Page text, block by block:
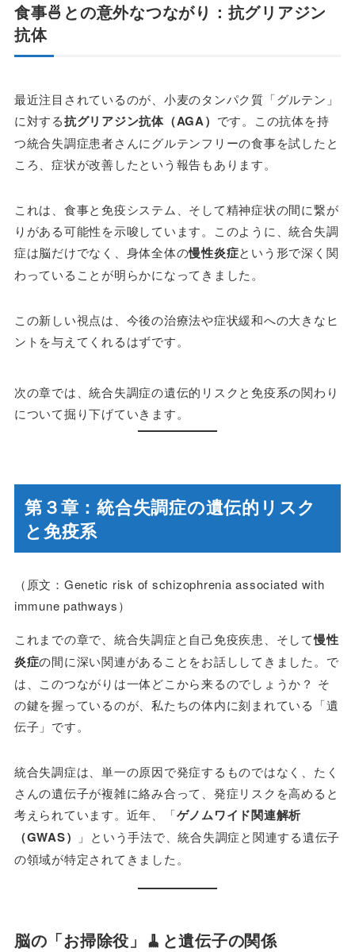
食事🍜との意外なつながり：抗グリアジン
抗体
最近注目されているのが、小麦のタンパク質「グルテン」
に対する抗グリアジン抗体（AGA） です。この抗体を持
つ統合失調症患者さんにグルテンフリーの食事を試したと
ころ、症状が改善したという報告もあります。
これは、食事と免疫システム、そして精神症状の間に繋が
りがある可能性を示唆しています。このように、統合失調
症は脳だけでなく、身体全体の慢性炎症という形で深く関
わっていることが明らかになってきました。
この新しい視点は、今後の治療法や症状緩和への大きなヒ
ントを与えてくれるはずです。
次の章では、統合失調症の遺伝的リスクと免疫系の関わり
について掘り下げていきます。
第３章：統合失調症の遺伝的リスク
と免疫系
（原文：Genetic risk of schizophrenia associated with
immune pathways）
これまでの章で、統合失調症と自己免疫疾患、そして慢性
炎症の間に深い関連があることをお話ししてきました。で
は、このつながりは一体どこから来るのでしょうか？ そ
の鍵を握っているのが、私たちの体内に刻まれている「遺
伝子」です。
統合失調症は、単一の原因で発症するものではなく、たく
さんの遺伝子が複雑に絡み合って、発症リスクを高めると
考えられています。近年、「ゲノムワイド関連解析
（GWAS）
」という手法で、統合失調症と関連する遺伝子
の領域が特定されてきました。
脳の「お掃除役」🧹と遺伝子の関係